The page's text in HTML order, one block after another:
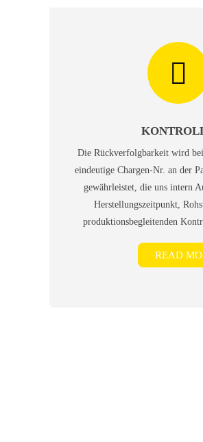
Die Rückverfolgbarkeit wird
eindeutige Chargen-Nr. an der
gewährleistet, die uns intern
Herstellungszeitpunkt,
produktionsbegleitenden
READ